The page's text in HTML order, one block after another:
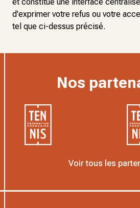
d'exprimer votre refus ou votre
tel que ci-dessus précisé.
Nos
Voir tous les